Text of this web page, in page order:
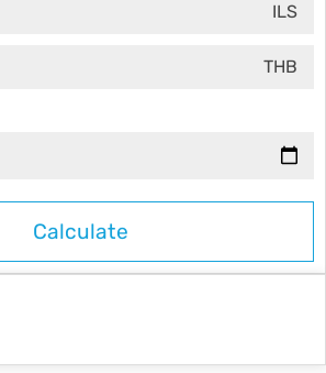
ILS
THB